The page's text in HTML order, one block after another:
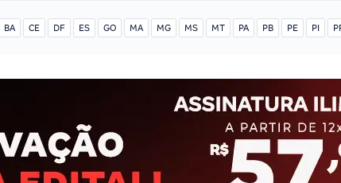
BA CE DF ES GO MA MG MS MT PA PB PE PI